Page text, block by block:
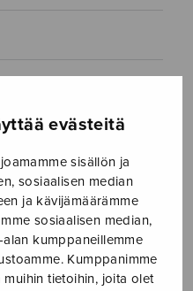
evästeitä
sisällön ja
sosiaalisen median
ja kävijämäärämme
sosiaalisen median,
kumppaneillemme
Kumppanimme
tietoihin, joita olet